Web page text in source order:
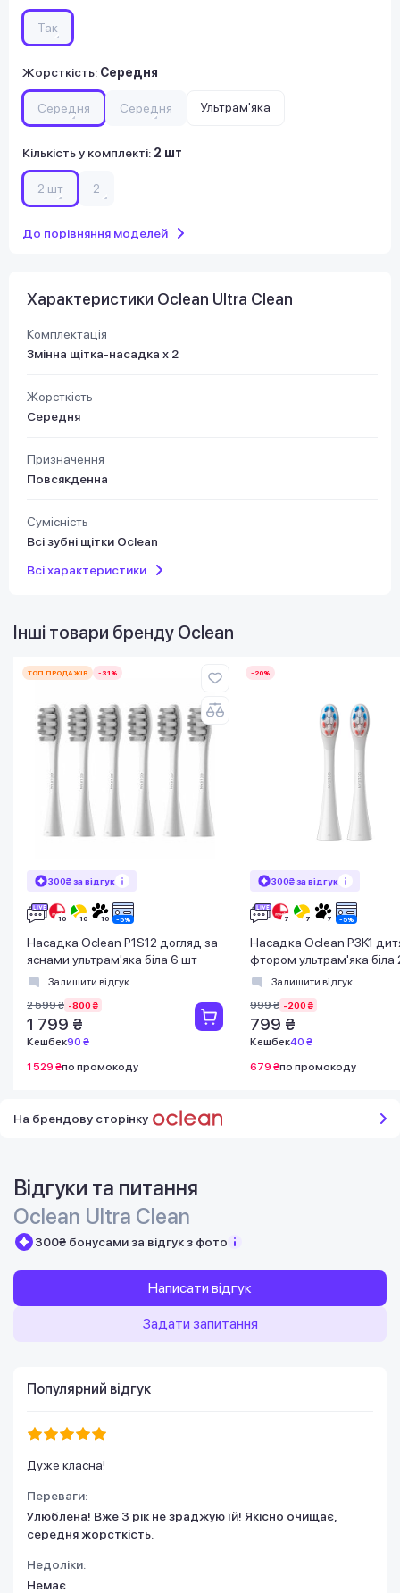
Так
Жорсткість: Середня
Середня Середня Ультрам'яка
Кількість у комплекті: 2 шт
2 шт 2
До порівняння моделей
Характеристики Oclean Ultra Clean
Комплектація
Змінна щітка-насадка х 2
Жорсткість
Середня
Призначення
Повсякденна
Сумісність
Всі зубні щітки Oclean
Всі характеристики
Інші товари бренду Oclean
ТОП ПРОДАЖІВ -31%
300₴ за відгук
Насадка Oclean P1S12 догляд за
яснами ультрам'яка біла 6 шт
Залишити відгук
2 599 ₴ -800 ₴
1 799 ₴
Кешбек90 ₴
1 529 ₴по промокоду
-20%
300₴ за відгук
Насадка Oclean P3K1
фтором ультрам'яка біла
Залишити відгук
999 ₴ -200 ₴
799 ₴
Кешбек40 ₴
679 ₴по промокоду
На брендову сторінку
Відгуки та питання
Oclean Ultra Clean
300₴ бонусами за відгук з фото
Написати відгук
Задати запитання
Популярний відгук
Дуже класна!
Переваги:
Улюблена! Вже 3 рік не зраджую їй! Якісно очищає,
середня жорсткість.
Недоліки:
Немає